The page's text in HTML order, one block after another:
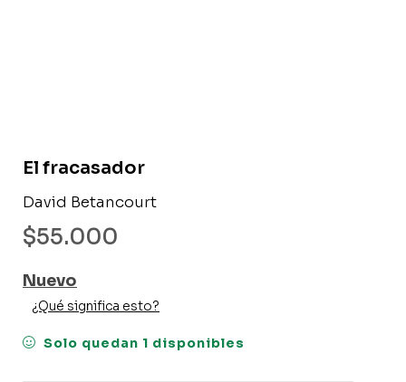
El fracasador
David Betancourt
$55.000
Nuevo
¿Qué significa esto?
Solo quedan 1 disponibles